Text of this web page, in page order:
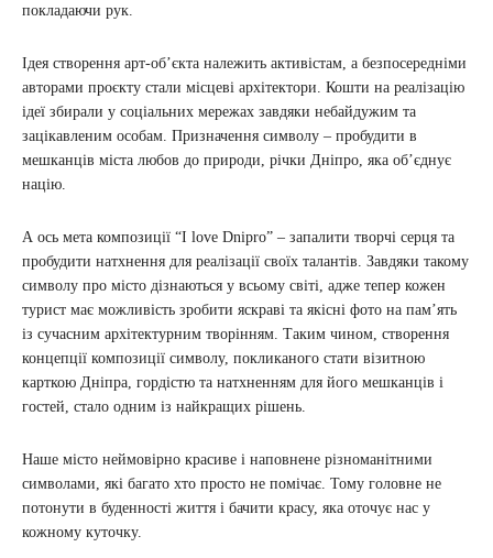
покладаючи рук.
Ідея створення арт-об’єкта належить активістам, а безпосередніми
авторами проєкту стали місцеві архітектори. Кошти на реалізацію
ідеї збирали у соціальних мережах завдяки небайдужим та
зацікавленим особам. Призначення символу – пробудити в
мешканців міста любов до природи, річки Дніпро, яка об’єднує
націю.
А ось мета композиції “I love Dnipro” – запалити творчі серця та
пробудити натхнення для реалізації своїх талантів. Завдяки такому
символу про місто дізнаються у всьому світі, адже тепер кожен
турист має можливість зробити яскраві та якісні фото на пам’ять
із сучасним архітектурним творінням. Таким чином, створення
концепції композиції символу, покликаного стати візитною
карткою Дніпра, гордістю та натхненням для його мешканців і
гостей, стало одним із найкращих рішень.
Наше місто неймовірно красиве і наповнене різноманітними
символами, які багато хто просто не помічає. Тому головне не
потонути в буденності життя і бачити красу, яка оточує нас у
кожному куточку.